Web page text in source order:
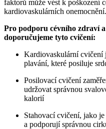
faktorů může vést k poškození
kardiovaskulárních onemocnění.
Pro podporu cévního zdraví
doporučujeme tyto cvičení:
Kardiovaskulární cvičení
plavání, které posiluje
Posilovací cvičení
udržovat správnou
kalorií
Stahovací cvičení, jako
a podporují správnou